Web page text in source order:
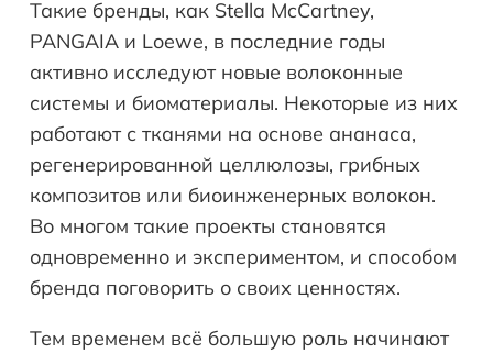
Такие бренды, как Stella McCartney,
PANGAIA и Loewe, в последние годы
активно исследуют новые волоконные
системы и биоматериалы. Некоторые из них
работают с тканями на основе ананаса,
регенерированной целлюлозы, грибных
композитов или биоинженерных волокон.
Во многом такие проекты становятся
одновременно и экспериментом, и способом
бренда поговорить о своих ценностях.
Тем временем всё большую роль начинают